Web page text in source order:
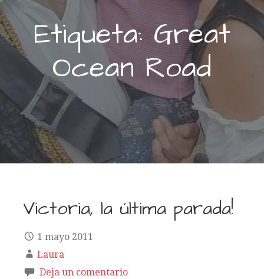
Etiqueta: Great
Ocean Road
Victoria, la última parada!
1 mayo 2011
Laura
Deja un comentario